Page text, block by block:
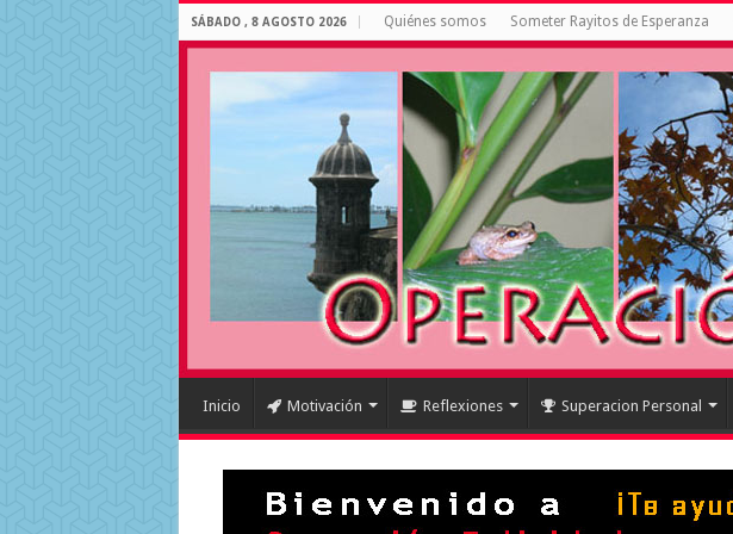
SÁBADO , 8 AGOSTO 2026 Quiénes somos Someter Rayitos de Esperanza
Inicio Motivación Reflexiones Superacion Personal